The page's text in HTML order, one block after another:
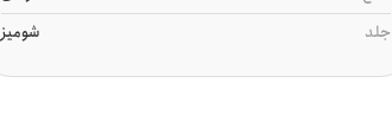
جلد
شومیز